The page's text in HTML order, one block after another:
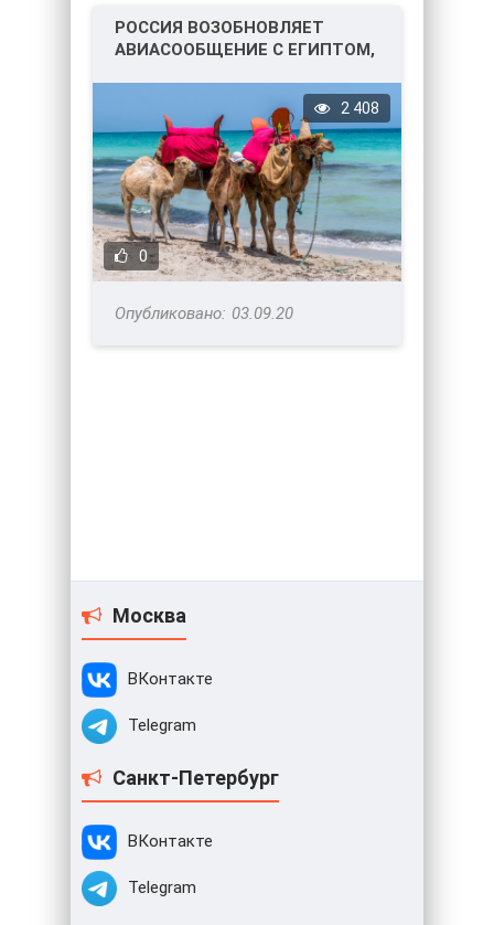
РОССИЯ ВОЗОБНОВЛЯЕТ
АВИАСООБЩЕНИЕ С ЕГИПТОМ,
0
2 408
03.09.20
Москва
ВКонтакте
Telegram
Санкт-Петербург
ВКонтакте
Telegram